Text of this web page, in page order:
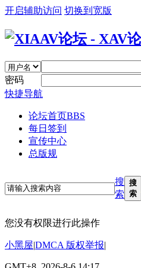
开启辅助访问 切换到宽版
密码
快捷导航
论坛首页BBS
每日签到
宣传中心
总版规
搜
索
搜
索
您没有权限进行此操作
小黑屋|DMCA 版权举报|